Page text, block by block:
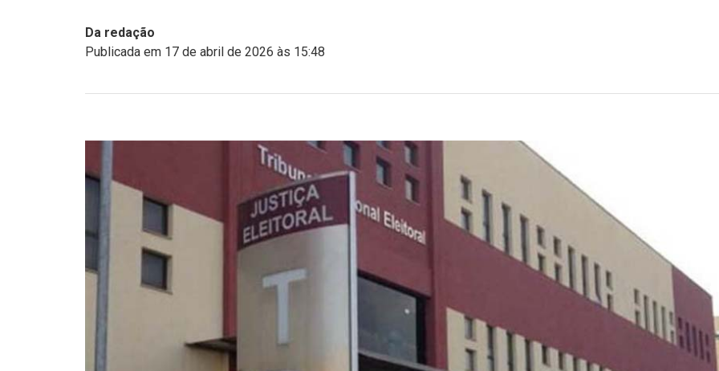
Da redação
Publicada em 17 de abril de 2026 às 15:48